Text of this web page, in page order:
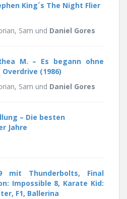
King´s The Night Flier
Sam und Daniel Gores
M. – Es begann ohne
(1986)
Sam und Daniel Gores
– Die besten
Jahre
mit Thunderbolts, Final
Impossible 8, Karate Kid:
F1, Ballerina